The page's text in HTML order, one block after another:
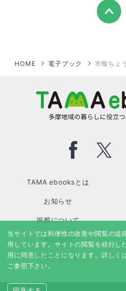
HOME 電子ブック 市報ちょ
TAMA ebooksとは
お知らせ
掲載について
掲載規約
お問い合わせ
当サイトでは利便性の改善や閲覧の追
用しています。サイトの閲覧を続行し
用に同意したことになります。詳しく
ご参照下さい。